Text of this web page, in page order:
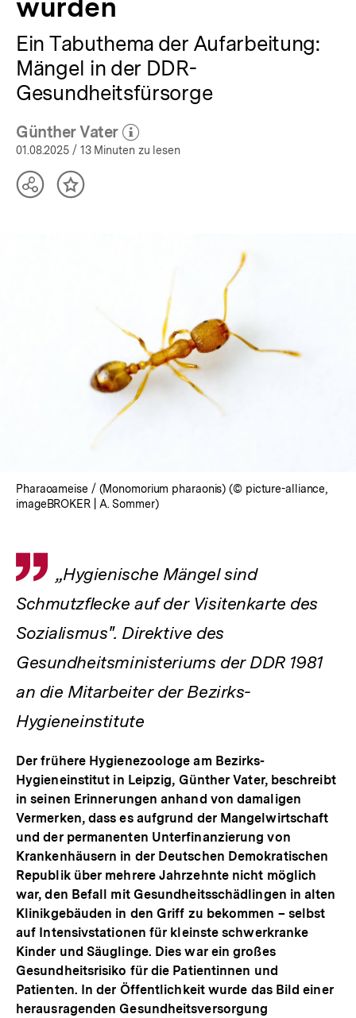
wurden
Ein Tabuthema der Aufarbeitung:
Mängel in der DDR-
Gesundheitsfürsorge
Günther Vater
(Mehr zum Autor)
öffnen
01.08.2025 / 13 Minuten zu lesen
TeilenInhalt
Pharaoameise / (Monomorium pharaonis) (© picture-alliance,
imageBROKER | A. Sommer)
Zitat
„Hygienische Mängel sind
Schmutzflecke auf der Visitenkarte des
Sozialismus". Direktive des
Gesundheitsministeriums der DDR 1981
an die Mitarbeiter der Bezirks-
Hygieneinstitute
Der frühere Hygienezoologe am Bezirks-
Hygieneinstitut in Leipzig, Günther Vater, beschreibt
in seinen Erinnerungen anhand von damaligen
Vermerken, dass es aufgrund der Mangelwirtschaft
und der permanenten Unterfinanzierung von
Krankenhäusern in der Deutschen Demokratischen
Republik über mehrere Jahrzehnte nicht möglich
war, den Befall mit Gesundheitsschädlingen in alten
Klinikgebäuden in den Griff zu bekommen – selbst
auf Intensivstationen für kleinste schwerkranke
Kinder und Säuglinge. Dies war ein großes
Gesundheitsrisiko für die Patientinnen und
Patienten. In der Öffentlichkeit wurde das Bild einer
herausragenden Gesundheitsversorgung